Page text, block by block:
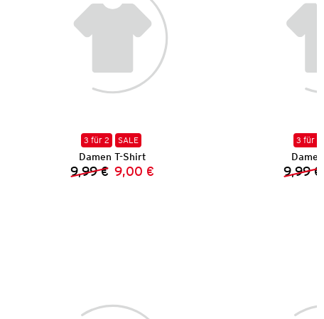
3 für 2 SALE
Damen T-Shirt
Vorheriger Preis:
9,99 € Neuer Preis:
9,00 €
3 für 2
9,99 €